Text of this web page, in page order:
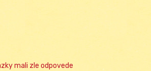
mali zle odpovede